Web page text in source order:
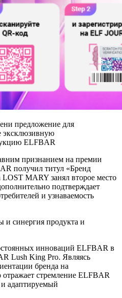
предложение для
эксклюзивную
ELFBAR
признанием на премии
получил титул «Бренд
MARY занял второе место
подтверждает
и узнаваемость
и синергия продукта и
инноваций ELFBAR в
Lush King Pro. Являясь
бренда на
стремление ELFBAR
адаптируемый